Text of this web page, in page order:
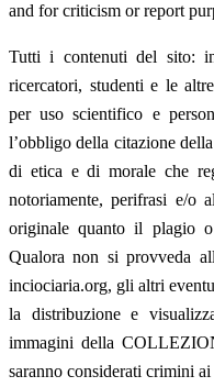
and for criticism or report
Tutti i contenuti del sito:
ricercatori, studenti e le
per uso scientifico e
l’obbligo della citazione
di etica e di morale che
notoriamente, perifrasi e/o
originale quanto il plagio
Qualora non si provveda
inciociaria.org, gli altri
la distribuzione e
immagini della
saranno considerati crimini